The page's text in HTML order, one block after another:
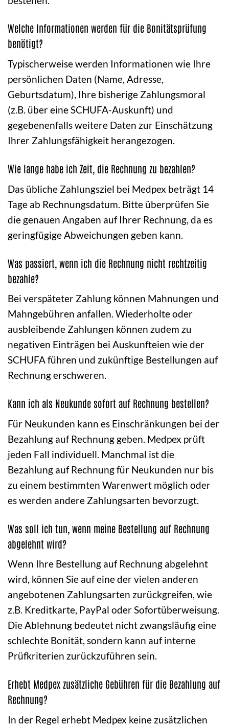
Welche Informationen werden für die Bonitätsprüfung
benötigt?
Typischerweise werden Informationen wie Ihre
persönlichen Daten (Name, Adresse,
Geburtsdatum), Ihre bisherige Zahlungsmoral
(z.B. über eine SCHUFA-Auskunft) und
gegebenenfalls weitere Daten zur Einschätzung
Ihrer Zahlungsfähigkeit herangezogen.
Wie lange habe ich Zeit, die Rechnung zu bezahlen?
Das übliche Zahlungsziel bei Medpex beträgt 14
Tage ab Rechnungsdatum. Bitte überprüfen Sie
die genauen Angaben auf Ihrer Rechnung, da es
geringfügige Abweichungen geben kann.
Was passiert, wenn ich die Rechnung nicht rechtzeitig
bezahle?
Bei verspäteter Zahlung können Mahnungen und
Mahngebühren anfallen. Wiederholte oder
ausbleibende Zahlungen können zudem zu
negativen Einträgen bei Auskunfteien wie der
SCHUFA führen und zukünftige Bestellungen auf
Rechnung erschweren.
Kann ich als Neukunde sofort auf Rechnung bestellen?
Für Neukunden kann es Einschränkungen bei der
Bezahlung auf Rechnung geben. Medpex prüft
jeden Fall individuell. Manchmal ist die
Bezahlung auf Rechnung für Neukunden nur bis
zu einem bestimmten Warenwert möglich oder
es werden andere Zahlungsarten bevorzugt.
Was soll ich tun, wenn meine Bestellung auf Rechnung
abgelehnt wird?
Wenn Ihre Bestellung auf Rechnung abgelehnt
wird, können Sie auf eine der vielen anderen
angebotenen Zahlungsarten zurückgreifen, wie
z.B. Kreditkarte, PayPal oder Sofortüberweisung.
Die Ablehnung bedeutet nicht zwangsläufig eine
schlechte Bonität, sondern kann auf interne
Prüfkriterien zurückzuführen sein.
Erhebt Medpex zusätzliche Gebühren für die Bezahlung auf
Rechnung?
In der Regel erhebt Medpex keine zusätzlichen